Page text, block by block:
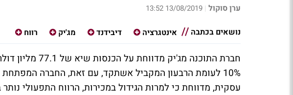
ערן סוקול |
13/08/2019 13:52
נושאים בכתבה אינטגרציה דיבידנד מג'יק רווח
10% לעומת הרבעון המקביל אשתקד, עם זאת, החברה המפתחת